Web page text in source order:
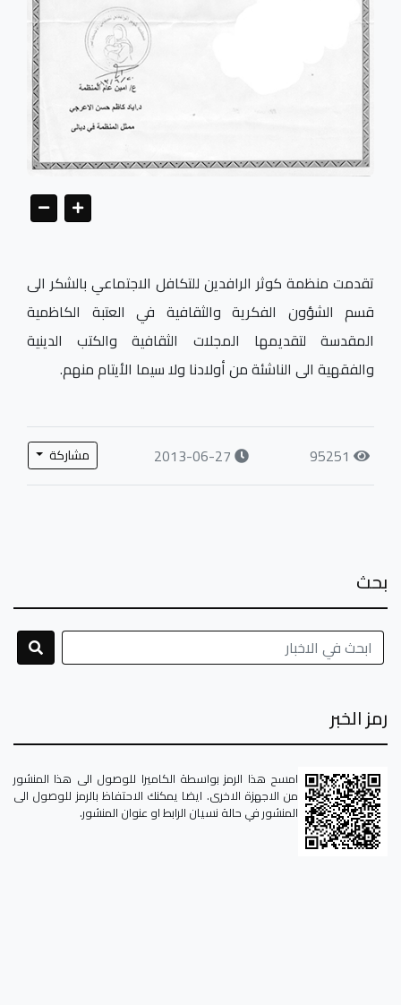
تقدمت منظمة كوثر الرافدين للتكافل الاجتماعي بالشكر الى
قسم الشؤون الفكرية والثقافية في العتبة الكاظمية
المقدسة لتقديمها المجلات الثقافية والكتب الدينية
والفقهية الى الناشئة من أولادنا ولا سيما الأيتام منهم.
95251
2013-06-27 مشاركة
بحث
رمز الخبر
امسح هذا الرمز بواسطة الكاميرا للوصول الى هذا المنشور
من الاجهزة الاخرى. ايضا يمكنك الاحتفاظ بالرمز للوصول الى
المنشور في حالة نسيان الرابط او عنوان المنشور.